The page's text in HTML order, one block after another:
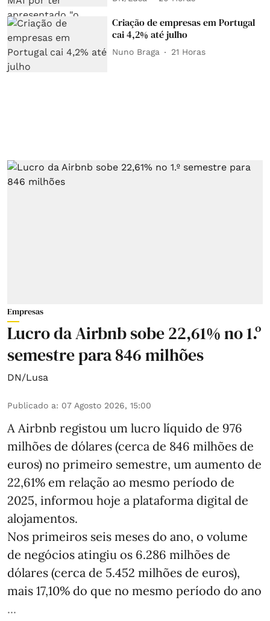
Criação de empresas em Portugal
cai 4,2% até julho
Nuno Braga 21 Horas
Empresas
Lucro da Airbnb sobe 22,61% no 1.º
semestre para 846 milhões
DN/Lusa
Publicado a: 07 Agosto 2026, 15:00
A Airbnb registou um lucro líquido de 976
milhões de dólares (cerca de 846 milhões de
euros) no primeiro semestre, um aumento de
22,61% em relação ao mesmo período de
2025, informou hoje a plataforma digital de
alojamentos.
Nos primeiros seis meses do ano, o volume
de negócios atingiu os 6.286 milhões de
dólares (cerca de 5.452 milhões de euros),
mais 17,10% do que no mesmo período do ano
...